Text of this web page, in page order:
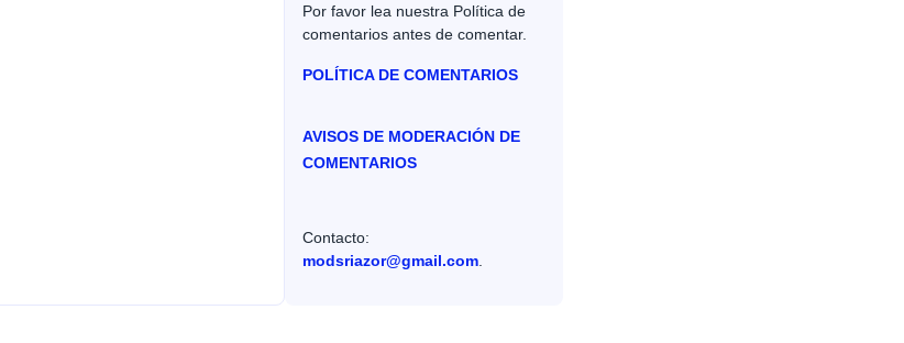
Por favor lea nuestra Política de
comentarios antes de comentar.
POLÍTICA DE COMENTARIOS
AVISOS DE MODERACIÓN DE
COMENTARIOS
Contacto:
modsriazor@gmail.com.